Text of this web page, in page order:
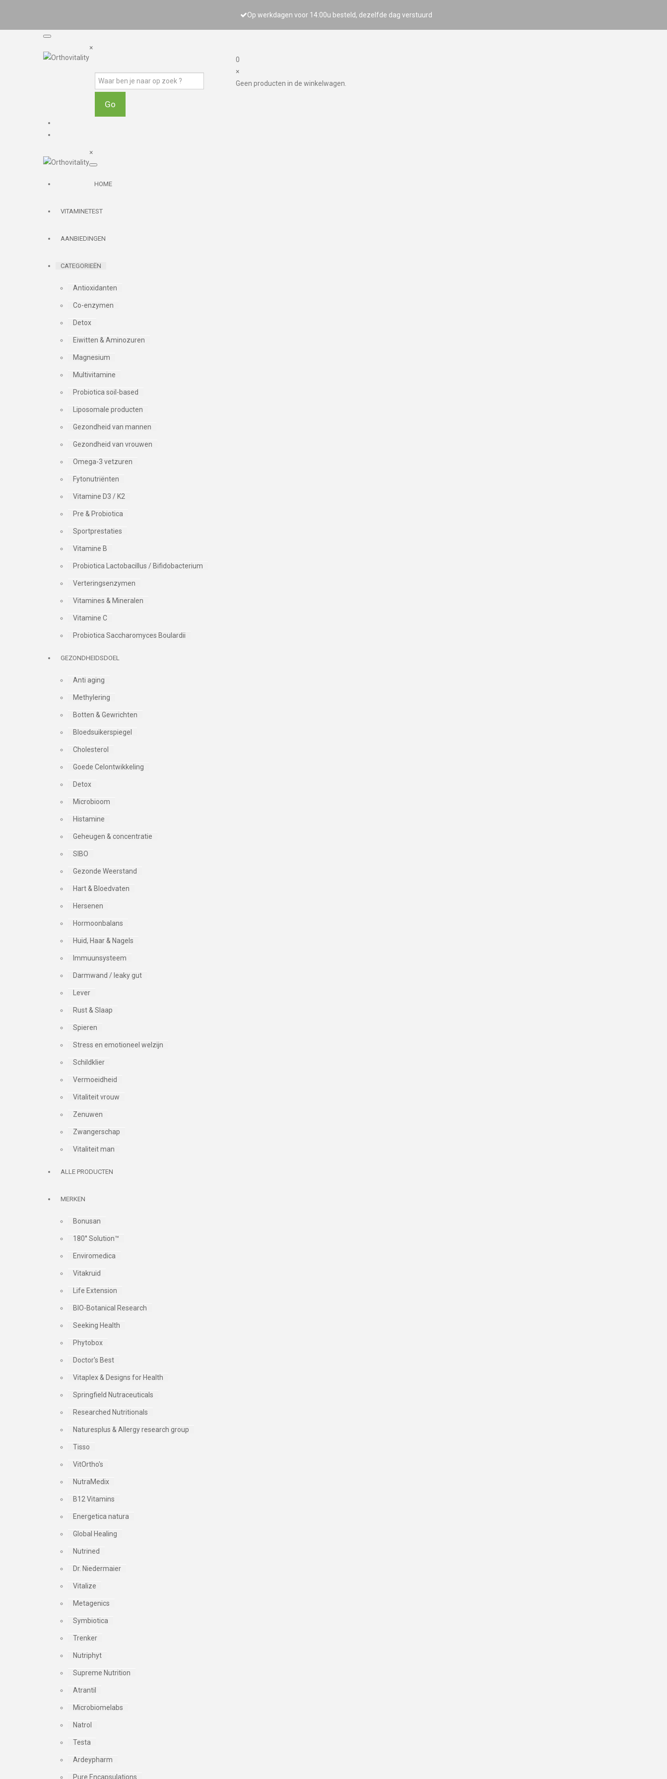
Op werkdagen voor 14:00u besteld, dezelfde dag verstuurd
×
0
×
Geen producten in de winkelwagen.
×
HOME
VITAMINETEST
AANBIEDINGEN
CATEGORIEËN
Antioxidanten
Co-enzymen
Detox
Eiwitten & Aminozuren
Magnesium
Multivitamine
Probiotica soil-based
Liposomale producten
Gezondheid van mannen
Gezondheid van vrouwen
Omega-3 vetzuren
Fytonutriënten
Vitamine D3 / K2
Pre & Probiotica
Sportprestaties
Vitamine B
Probiotica Lactobacillus / Bifidobacterium
Verteringsenzymen
Vitamines & Mineralen
Vitamine C
Probiotica Saccharomyces Boulardii
GEZONDHEIDSDOEL
Anti aging
Methylering
Botten & Gewrichten
Bloedsuikerspiegel
Cholesterol
Goede Celontwikkeling
Detox
Microbioom
Histamine
Geheugen & concentratie
SIBO
Gezonde Weerstand
Hart & Bloedvaten
Hersenen
Hormoonbalans
Huid, Haar & Nagels
Immuunsysteem
Darmwand / leaky gut
Lever
Rust & Slaap
Spieren
Stress en emotioneel welzijn
Schildklier
Vermoeidheid
Vitaliteit vrouw
Zenuwen
Zwangerschap
Vitaliteit man
ALLE PRODUCTEN
MERKEN
Bonusan
180° Solution™
Enviromedica
Vitakruid
Life Extension
BIO-Botanical Research
Seeking Health
Phytobox
Doctor's Best
Vitaplex & Designs for Health
Springfield Nutraceuticals
Researched Nutritionals
Naturesplus & Allergy research group
Tisso
VitOrtho's
NutraMedix
B12 Vitamins
Energetica natura
Global Healing
Nutrined
Dr. Niedermaier
Vitalize
Metagenics
Symbiotica
Trenker
Nutriphyt
Supreme Nutrition
Atrantil
Microbiomelabs
Natrol
Testa
Ardeypharm
Pure Encapsulations